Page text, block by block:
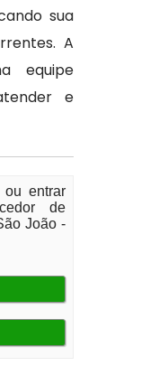
sua
A
equipe
e
ou entrar
de
João -